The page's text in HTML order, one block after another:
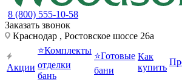
8 (800) 555-10-58
Заказать звонок
Краснодар , Ростовское шоссе 26а
Акции
⭐Комплекты
отделки
бань
⭐Готовые
бани
Как
купить